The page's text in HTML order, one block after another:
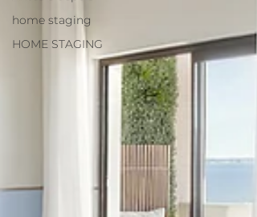
home staging
HOME STAGING